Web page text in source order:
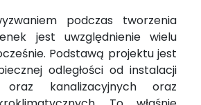
podczas tworzenia
jest uwzględnienie wielu
Podstawą projektu jest
odległości od instalacji
oraz kanalizacyjnych oraz